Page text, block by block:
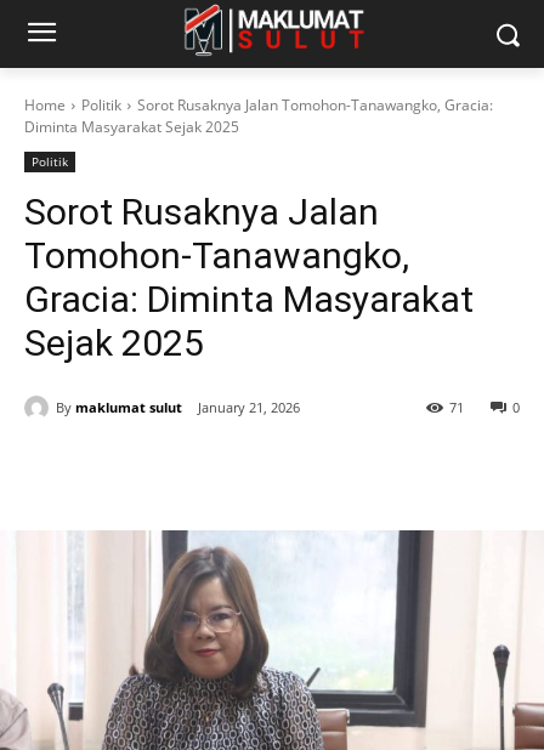
Home Politik
Sorot Rusaknya Jalan Tomohon-Tanawangko, Gracia:
Diminta Masyarakat Sejak 2025
Politik
Sorot Rusaknya Jalan
Tomohon-Tanawangko,
Gracia: Diminta Masyarakat
Sejak 2025
By maklumat sulut January 21, 2026 0
71